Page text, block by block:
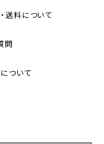
送料について
問
ついて